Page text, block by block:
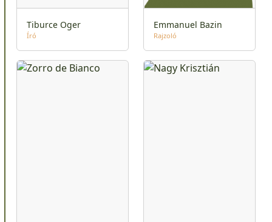
Tiburce Oger
Író
Emmanuel Bazin
Rajzoló